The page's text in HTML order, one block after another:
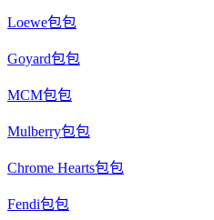
Loewe包包
Goyard包包
MCM包包
Mulberry包包
Chrome Hearts包包
Fendi包包